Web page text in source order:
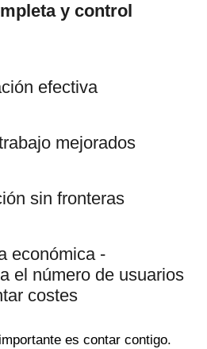
y control
efectiva
mejorados
sin fronteras
económica -
el número de usuarios
costes
es contar contigo.